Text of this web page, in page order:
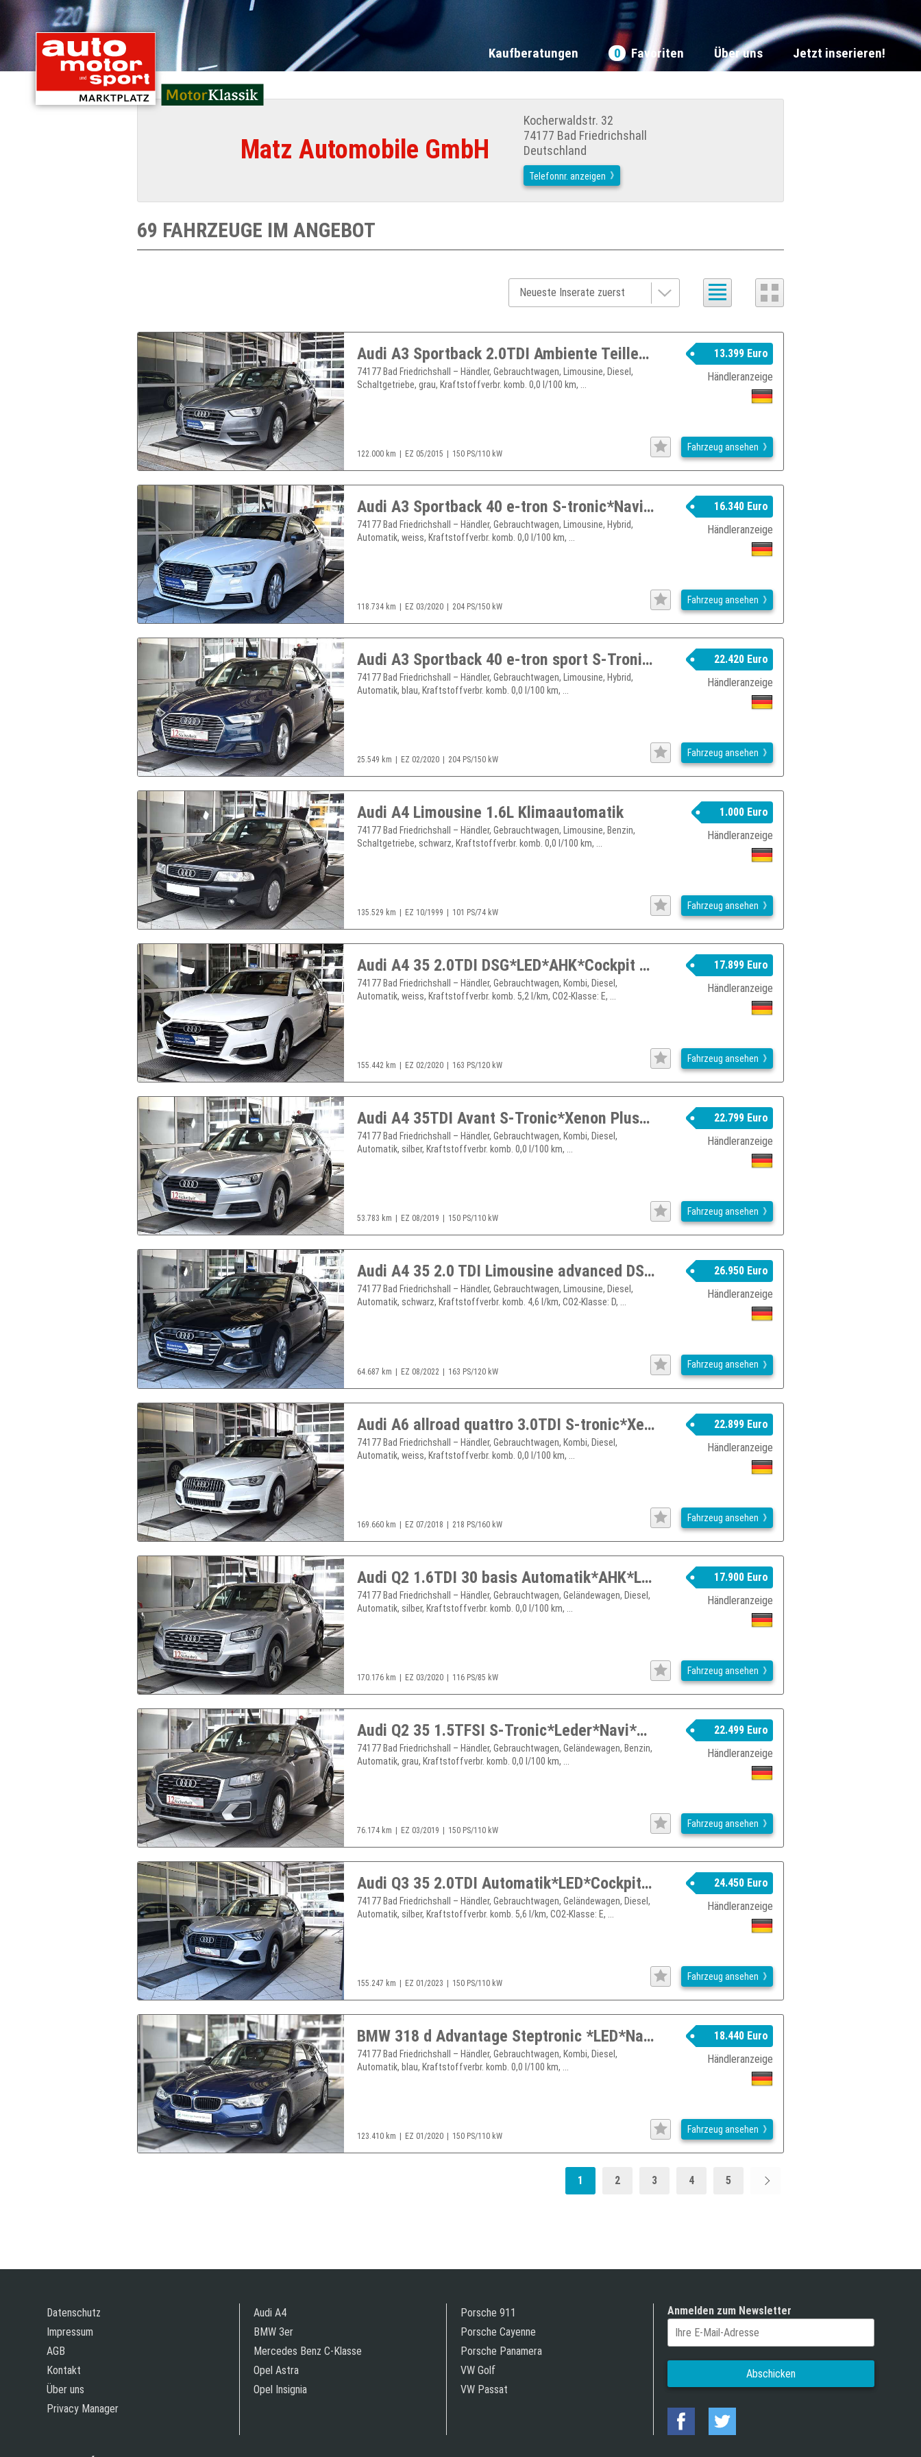
Kaufberatungen 0 Favoriten Über uns Jetzt inserieren!
Matz Automobile GmbH
Kocherwaldstr. 32
74177 Bad Friedrichshall
Deutschland
Telefonnr. anzeigen
69 FAHRZEUGE IM ANGEBOT
Audi A3 Sportback 2.0TDI Ambiente Teilleder* Xenon*PDC
74177 Bad Friedrichshall – Händler, Gebrauchtwagen, Limousine, Diesel,
Schaltgetriebe, grau, Kraftstoffverbr. komb. 0,0 l/100 km, ...
13.399 Euro
Händleranzeige
122.000 km EZ 05/2015 150 PS/110 kW
Fahrzeug ansehen
Audi A3 Sportback 40 e-tron S-tronic*Navi*PDC*LED
74177 Bad Friedrichshall – Händler, Gebrauchtwagen, Limousine, Hybrid,
Automatik, weiss, Kraftstoffverbr. komb. 0,0 l/100 km, ...
16.340 Euro
Händleranzeige
118.734 km EZ 03/2020 204 PS/150 kW
Fahrzeug ansehen
Audi A3 Sportback 40 e-tron sport S-Tronic Leder*SHZ*AHK
74177 Bad Friedrichshall – Händler, Gebrauchtwagen, Limousine, Hybrid,
Automatik, blau, Kraftstoffverbr. komb. 0,0 l/100 km, ...
22.420 Euro
Händleranzeige
25.549 km EZ 02/2020 204 PS/150 kW
Fahrzeug ansehen
Audi A4 Limousine 1.6L Klimaautomatik
74177 Bad Friedrichshall – Händler, Gebrauchtwagen, Limousine, Benzin,
Schaltgetriebe, schwarz, Kraftstoffverbr. komb. 0,0 l/100 km, ...
1.000 Euro
Händleranzeige
135.529 km EZ 10/1999 101 PS/74 kW
Fahrzeug ansehen
Audi A4 35 2.0TDI DSG*LED*AHK*Cockpit Digital
74177 Bad Friedrichshall – Händler, Gebrauchtwagen, Kombi, Diesel,
Automatik, weiss, Kraftstoffverbr. komb. 5,2 l/km, CO2-Klasse: E, ...
17.899 Euro
Händleranzeige
155.442 km EZ 02/2020 163 PS/120 kW
Fahrzeug ansehen
Audi A4 35TDI Avant S-Tronic*Xenon Plus*SHZ*PDC*Navi
74177 Bad Friedrichshall – Händler, Gebrauchtwagen, Kombi, Diesel,
Automatik, silber, Kraftstoffverbr. komb. 0,0 l/100 km, ...
22.799 Euro
Händleranzeige
53.783 km EZ 08/2019 150 PS/110 kW
Fahrzeug ansehen
Audi A4 35 2.0 TDI Limousine advanced DSG*Leder*360° Kamer
74177 Bad Friedrichshall – Händler, Gebrauchtwagen, Limousine, Diesel,
Automatik, schwarz, Kraftstoffverbr. komb. 4,6 l/km, CO2-Klasse: D, ...
26.950 Euro
Händleranzeige
64.687 km EZ 08/2022 163 PS/120 kW
Fahrzeug ansehen
Audi A6 allroad quattro 3.0TDI S-tronic*Xenon*BOSE*Leder
74177 Bad Friedrichshall – Händler, Gebrauchtwagen, Kombi, Diesel,
Automatik, weiss, Kraftstoffverbr. komb. 0,0 l/100 km, ...
22.899 Euro
Händleranzeige
169.660 km EZ 07/2018 218 PS/160 kW
Fahrzeug ansehen
Audi Q2 1.6TDI 30 basis Automatik*AHK*Leder*LED
74177 Bad Friedrichshall – Händler, Gebrauchtwagen, Geländewagen, Diesel,
Automatik, silber, Kraftstoffverbr. komb. 0,0 l/100 km, ...
17.900 Euro
Händleranzeige
170.176 km EZ 03/2020 116 PS/85 kW
Fahrzeug ansehen
Audi Q2 35 1.5TFSI S-Tronic*Leder*Navi*PDC+Kamera
74177 Bad Friedrichshall – Händler, Gebrauchtwagen, Geländewagen, Benzin,
Automatik, grau, Kraftstoffverbr. komb. 0,0 l/100 km, ...
22.499 Euro
Händleranzeige
76.174 km EZ 03/2019 150 PS/110 kW
Fahrzeug ansehen
Audi Q3 35 2.0TDI Automatik*LED*Cockpit Digital
74177 Bad Friedrichshall – Händler, Gebrauchtwagen, Geländewagen, Diesel,
Automatik, silber, Kraftstoffverbr. komb. 5,6 l/km, CO2-Klasse: E, ...
24.450 Euro
Händleranzeige
155.247 km EZ 01/2023 150 PS/110 kW
Fahrzeug ansehen
BMW 318 d Advantage Steptronic *LED*Navi*Leder*AHK
74177 Bad Friedrichshall – Händler, Gebrauchtwagen, Kombi, Diesel,
Automatik, blau, Kraftstoffverbr. komb. 0,0 l/100 km, ...
18.440 Euro
Händleranzeige
123.410 km EZ 01/2020 150 PS/110 kW
Fahrzeug ansehen
1 2 3 4 5
Datenschutz
Impressum
AGB
Kontakt
Über uns
Privacy Manager
Audi A4
BMW 3er
Mercedes Benz C-Klasse
Opel Astra
Opel Insignia
Porsche 911
Porsche Cayenne
Porsche Panamera
VW Golf
VW Passat
Anmelden zum Newsletter